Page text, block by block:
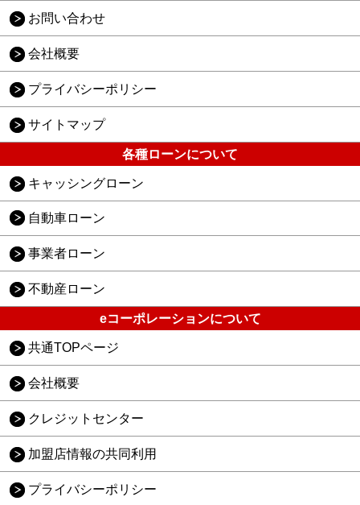
お問い合わせ
会社概要
プライバシーポリシー
サイトマップ
各種ローンについて
キャッシングローン
自動車ローン
事業者ローン
不動産ローン
eコーポレーションについて
共通TOPページ
会社概要
クレジットセンター
加盟店情報の共同利用
プライバシーポリシー